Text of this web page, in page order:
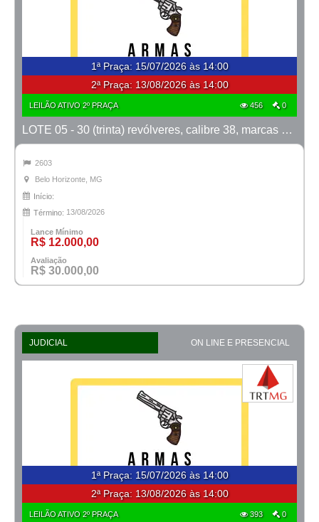
1ª Praça: 15/07/2026 às 14:00
2ª Praça: 13/08/2026 às 14:00
LEILÃO ATIVO 2º PRAÇA 456 0
LOTE 05 - 30 (trinta) revólveres, calibre 38, marcas Taurus e Rossi
2603
Belo Horizonte, MG
Início:
Término: 13/08/2026
Lance Mínimo
R$ 12.000,00
Avaliação
R$ 30.000,00
JUDICIAL ON LINE E PRESENCIAL
1ª Praça: 15/07/2026 às 14:00
2ª Praça: 13/08/2026 às 14:00
LEILÃO ATIVO 2º PRAÇA 393 0